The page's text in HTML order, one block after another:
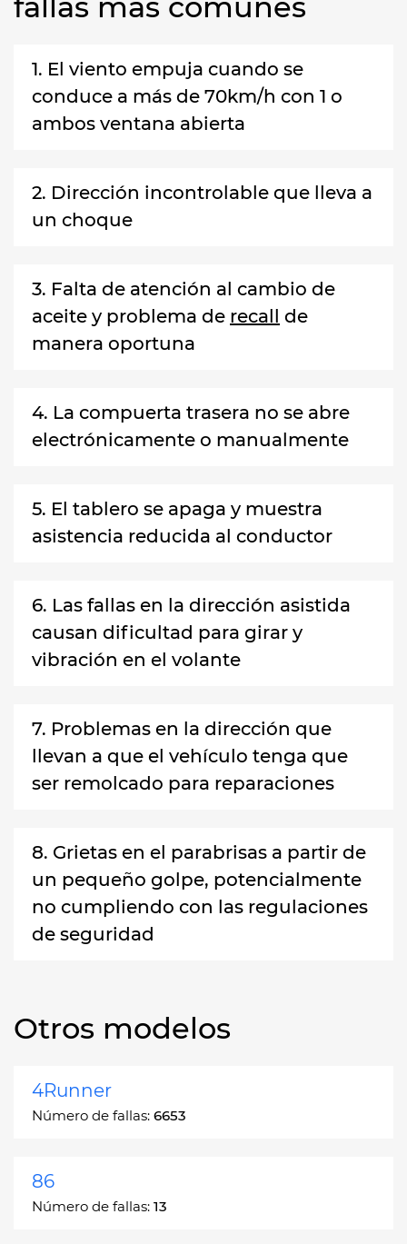
1. El viento empuja cuando se
conduce a más de 70km/h con 1 o
ambos ventana abierta
2. Dirección incontrolable que lleva a
un choque
3. Falta de atención al cambio de
aceite y problema de recall de
manera oportuna
4. La compuerta trasera no se abre
electrónicamente o manualmente
5. El tablero se apaga y muestra
asistencia reducida al conductor
6. Las fallas en la dirección asistida
causan dificultad para girar y
vibración en el volante
7. Problemas en la dirección que
llevan a que el vehículo tenga que
ser remolcado para reparaciones
8. Grietas en el parabrisas a partir de
un pequeño golpe, potencialmente
no cumpliendo con las regulaciones
de seguridad
Otros modelos
4Runner
Número de fallas: 6653
86
Número de fallas: 13